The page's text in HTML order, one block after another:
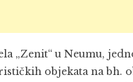
„Zenit“ u Neumu,
objekata na bh.